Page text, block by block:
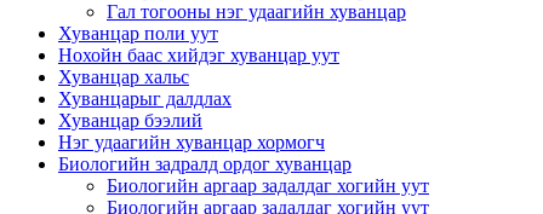
Гал тогооны нэг удаагийн хуванцар
Хуванцар поли уут
Нохойн баас хийдэг хуванцар уут
Хуванцар хальс
Хуванцарыг далдлах
Хуванцар бээлий
Нэг удаагийн хуванцар хормогч
Биологийн задралд ордог хуванцар
Биологийн аргаар задалдаг хогийн уут
Биологийн аргаар задалдаг хогийн уут